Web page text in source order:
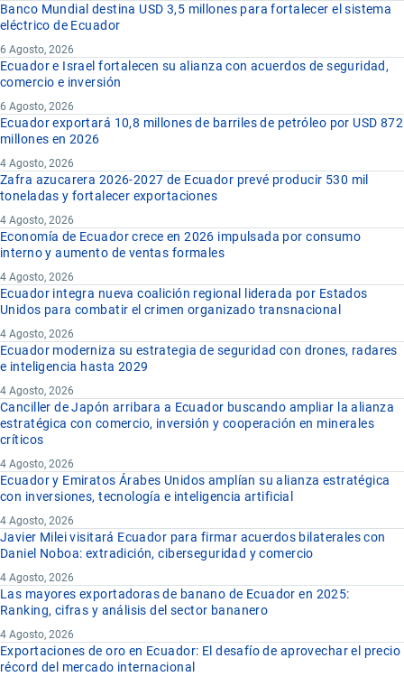
Banco Mundial destina USD 3,5 millones para fortalecer el sistema
eléctrico de Ecuador
6 Agosto, 2026
Ecuador e Israel fortalecen su alianza con acuerdos de seguridad,
comercio e inversión
6 Agosto, 2026
Ecuador exportará 10,8 millones de barriles de petróleo por USD 872
millones en 2026
4 Agosto, 2026
Zafra azucarera 2026-2027 de Ecuador prevé producir 530 mil
toneladas y fortalecer exportaciones
4 Agosto, 2026
Economía de Ecuador crece en 2026 impulsada por consumo
interno y aumento de ventas formales
4 Agosto, 2026
Ecuador integra nueva coalición regional liderada por Estados
Unidos para combatir el crimen organizado transnacional
4 Agosto, 2026
Ecuador moderniza su estrategia de seguridad con drones, radares
e inteligencia hasta 2029
4 Agosto, 2026
Canciller de Japón arribara a Ecuador buscando ampliar la alianza
estratégica con comercio, inversión y cooperación en minerales
críticos
4 Agosto, 2026
Ecuador y Emiratos Árabes Unidos amplían su alianza estratégica
con inversiones, tecnología e inteligencia artificial
4 Agosto, 2026
Javier Milei visitará Ecuador para firmar acuerdos bilaterales con
Daniel Noboa: extradición, ciberseguridad y comercio
4 Agosto, 2026
Las mayores exportadoras de banano de Ecuador en 2025:
Ranking, cifras y análisis del sector bananero
4 Agosto, 2026
Exportaciones de oro en Ecuador: El desafío de aprovechar el precio
récord del mercado internacional